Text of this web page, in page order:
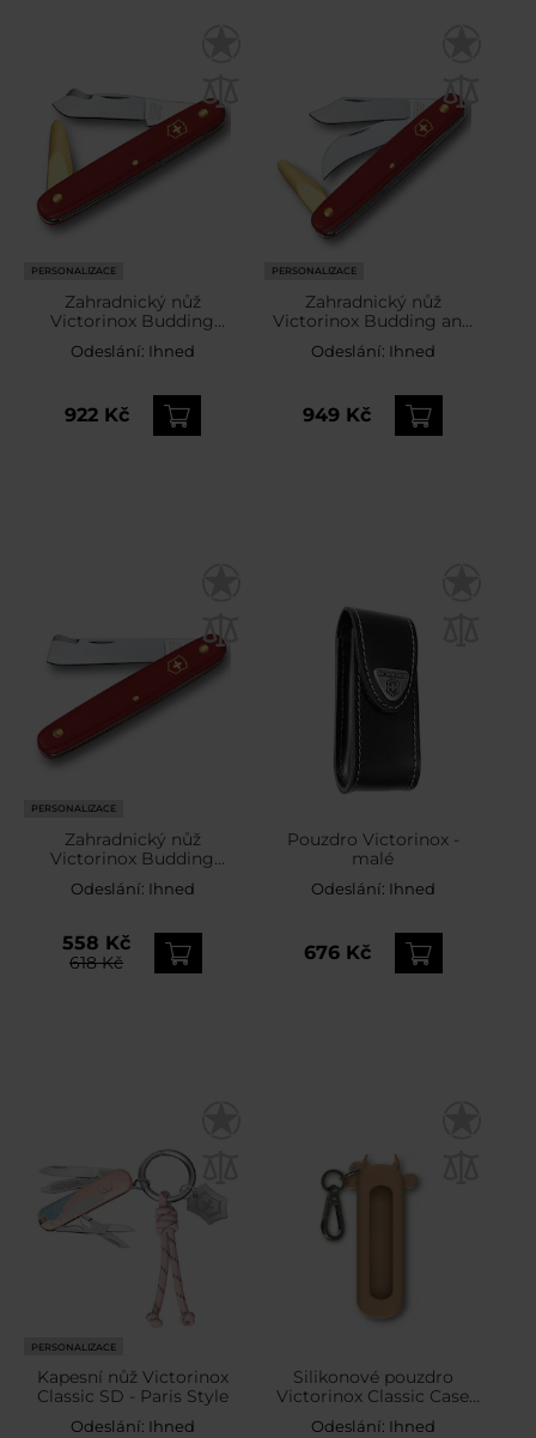
PERSONALIZACE
Zahradnický nůž
Victorinox Budding
Combi 2
Odeslání: Ihned
922 Kč
PERSONALIZACE
Zahradnický nůž
Victorinox Budding and
Pruning Knife
Odeslání: Ihned
949 Kč
PERSONALIZACE
Zahradnický nůž
Victorinox Budding
Combi
Odeslání: Ihned
558 Kč
618 Kč
Pouzdro Victorinox -
malé
Odeslání: Ihned
676 Kč
PERSONALIZACE
Kapesní nůž Victorinox
Classic SD - Paris Style
Odeslání: Ihned
Silikonové pouzdro
Victorinox Classic Case
Wet Sand
Odeslání: Ihned